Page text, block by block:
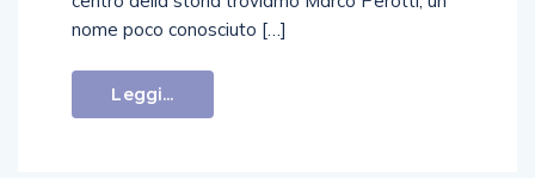
nome poco conosciuto […]
Leggi...